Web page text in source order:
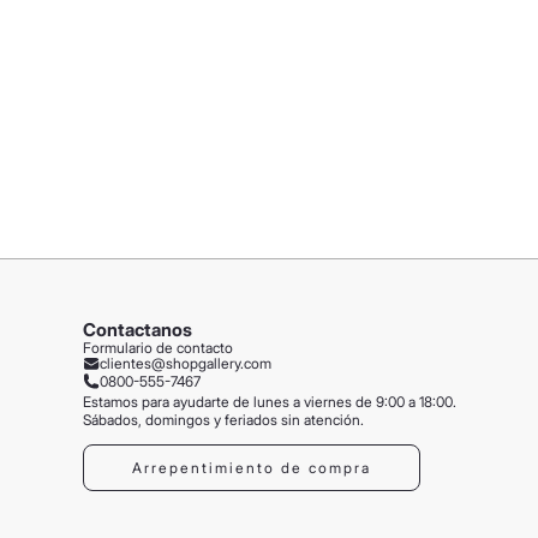
Contactanos
Formulario de contacto
clientes@shopgallery.com
0800-555-7467
Estamos para ayudarte de lunes a viernes de 9:00 a 18:00.
Sábados, domingos y feriados sin atención.
Arrepentimiento de compra